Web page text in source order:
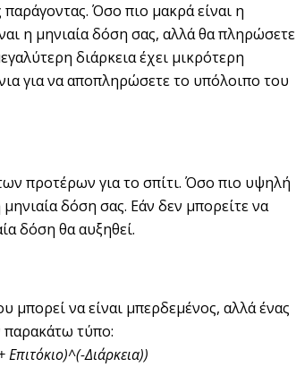
παράγοντας. Όσο πιο μακρά είναι η
η μηνιαία δόση σας, αλλά θα πληρώσετε
διάρκεια έχει μικρότερη
για να αποπληρώσετε το υπόλοιπο του
προτέρων για το σπίτι. Όσο πιο υψηλή
δόση σας. Εάν δεν μπορείτε να
δόση θα αυξηθεί.
μπορεί να είναι μπερδεμένος, αλλά ένας
παρακάτω τύπο:
Διάρκεια))